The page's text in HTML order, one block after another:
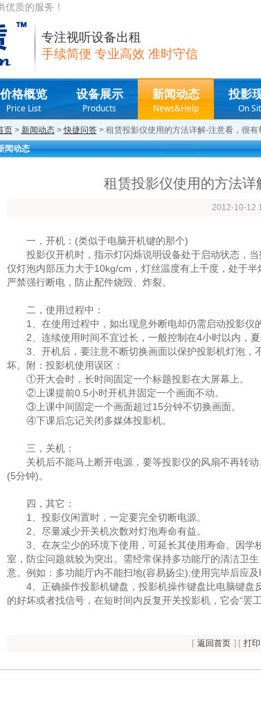
质的服务！
专注视听设备出租
手续简便 专业高效 准时守信
价格概览
Price List
设备展示
Products
新闻动态
News&Help
投影
On
页> 新闻动态>快捷问答> 租赁投影仪使用的方法详解-注意看，很有
闻动态
租赁投影仪使用的方法
2012-10-12
一，开机：(类似于电脑开机键的那个)
投影仪开机时，指示灯闪烁说明设备处于启动状态，当
仪灯泡内部压力大于10kg/cm，灯丝温度有上千度，处于
严禁强行断电，防止配件烧毁、炸裂。
二，使用过程中：
1、在使用过程中，如出现意外断电却仍需启动投影仪
2、连续使用时间不宜过长，一般控制在4小时以内，夏
3、开机后，要注意不断切换画面以保护投影机灯泡，
坏。附：投影机使用误区：
①开大会时，长时间固定一个标题投影在大屏幕上。
②上课提前0.5小时开机并固定一个画面不动。
③上课中间固定一个画面超过15分钟不切换画面。
④下课后忘记关闭多媒体投影机。
三，关机：
关机后不能马上断开电源，要等投影仪的风扇不再转动
(5分钟)。
四，其它：
1、投影仪闲置时，一定要完全切断电源。
2、尽量减少开关机次数对灯泡寿命有益。
3、在灰尘少的环境下使用，可延长其使用寿命。因学
室，防尘问题就较为突出。需经常保持多功能厅的清洁卫
意。例如：多功能厅内不能扫地(容易扬尘);使用完毕后应及
4、正确操作投影机键盘，投影机操作键盘比电脑键盘
的好坏或者找信号，在短时间内反复开关投影机，它会“罢
[ 返回首页 ] [ 打印